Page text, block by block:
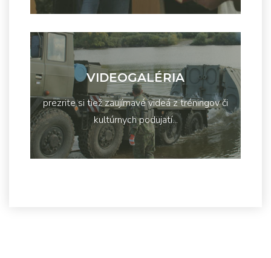
VIDEOGALÉRIA
prezrite si tiež zaujímavé videá z tréningov či
kultúrnych podujatí...